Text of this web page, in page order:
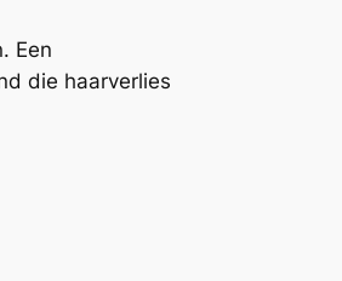
Een
die haarverlies